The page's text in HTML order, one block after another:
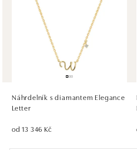
Ivanská cesta 16, 821 04
tel.: +421 917 090 372
dnes otevřeno od 10:00
HALADA OC
Pribinova 8, 811 09 Bratislava
dnes otevřeno od 10:00
Náhrdelník s diamantem Elegance
Letter
od 13 346 Kč